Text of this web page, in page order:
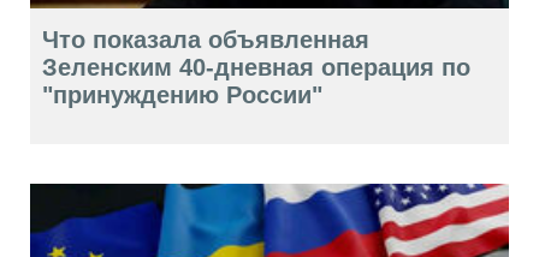
Что показала объявленная
Зеленским 40-дневная операция по
"принуждению России"